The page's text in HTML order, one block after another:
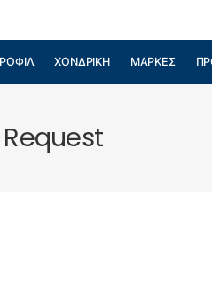
ΧΟΝΔΡΙΚΉ ΜΆΡΚΕΣ